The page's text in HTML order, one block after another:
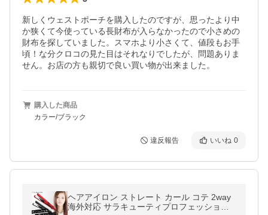
新しくウェストポーチを購入したのですが、思ったより中
か狭くて今使っている長財布が入らなかったので小さめの
財布を探していました。スマホより小さくて、値段もお手
頃！な分クロコの見た目はそれなりでしたが、問題ありま
せん。お店の方も親切で良い買い物が出来ました。
購入した商品
カラー/ブラック
違反報告 いいね 0
ヘアアイロン ストレート カール コテ 2way
海外対応 サラキューティプロフェッショナ